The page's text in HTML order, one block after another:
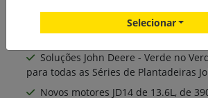
Soluções John Deere - Verde no
para todas as Séries de Plantadeiras
Novos motores JD14 de 13.6L, de
Selecionar